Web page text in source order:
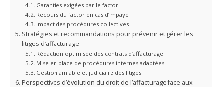
Garanties exigées par le factor
Recours du factor en cas d’impayé
Impact des procédures collectives
Stratégies et recommandations pour prévenir et gérer les
litiges d’affacturage
Rédaction optimisée des contrats d’affacturage
Mise en place de procédures internes adaptées
Gestion amiable et judiciaire des litiges
Perspectives d’évolution du droit de l’affacturage face aux